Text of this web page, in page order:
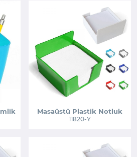
Masaüstü Plastik Notluk
11820-Y